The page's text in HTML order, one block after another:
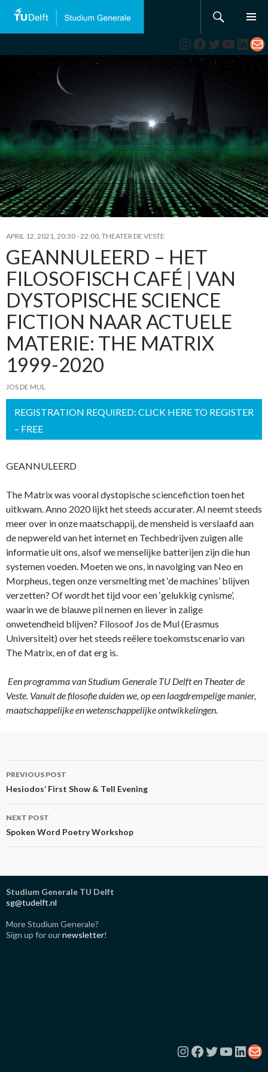
Instagram
Facebook
Twitter
APRIL 12, 2021, 20:30-22:00 THEATER DE VESTE
GEANNULEERD – HET
FILOSOFISCH CAFÉ | VAN
DYSTOPISCHE SCIENCE
FICTION NAAR ACTUELE
MATERIE: THE MATRIX
1999-2020
JOS DE MUL
REGISTRATION REQUIRED: CLICK HERE TO REGISTER
– FREE
GEANNULEERD
The Matrix was vooral dystopische sciencefiction toen het
uitkwam. Anno 2020 lijkt het steeds accurater. AI neemt steeds
meer over in onze maatschappij, de mensheid is verslaafd aan
de nepwereld van het internet en Techbedrijven zuigen alle
informatie uit ons, alsof we menselijke batterijen zijn die hun
systemen voeden. Moeten we ons, in navolging van Neo en
Morpheus, tegen onze versmelting met ‘de machines’ blijven
verzetten? Of wordt het tijd voor een ‘gelukkig cynisme’,
waarin we de blauwe pil nemen en liever in zalige
onwetendheid blijven? Filosoof Jos de Mul (Erasmus
Universiteit) over het steeds reëlere toekomstscenario van
The Matrix, en of dat erg is.
Een programma van Studium Generale TU Delft en Theater de
Veste. Vanuit de filosofie duiden we, op een laagdrempelige manier,
maatschappelijke en wetenschappelijke ontwikkelingen.
Post
navigation
PREVIOUS POST
Hesiodos’ First Show & Tell Evening
NEXT POST
Spoken Word Poetry Workshop
Studium Generale TU Delft
sg@tudelft.nl
More Studium Generale?
Sign up for ournewsletter!
Instagram
Facebook
Twitter